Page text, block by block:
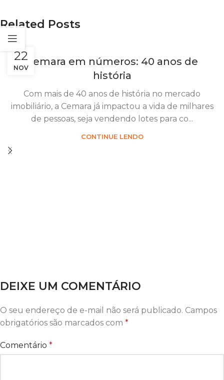
Related Posts
22
NOV
Cemara em números: 40 anos de
história
Com mais de 40 anos de história no mercado
imobiliário, a Cemara já impactou a vida de milhares
de pessoas, seja vendendo lotes para co...
CONTINUE LENDO
DEIXE UM COMENTÁRIO
O seu endereço de e-mail não será publicado. Campos
obrigatórios são marcados com *
Comentário *